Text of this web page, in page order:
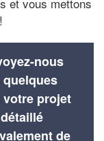
nous
quelques
projet
détaillé
de